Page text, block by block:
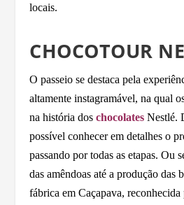
locais.
CHOCOTOUR
O passeio se destaca pela
altamente instagramável, na qual
na história doschocolates Nestlé.
possível conhecer em detalhes o
passando por todas as etapas. Ou
das amêndoas até a produção das
fábrica em Caçapava,